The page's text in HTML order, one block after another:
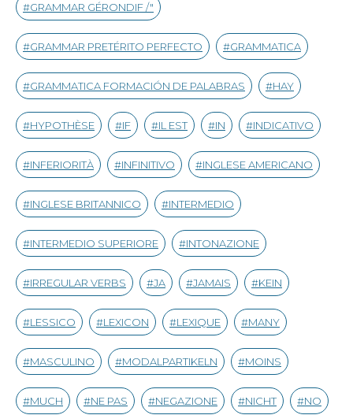
GRAMMAR GÉRONDIF /"
GRAMMAR PRETÉRITO PERFECTO GRAMMATICA
GRAMMATICA FORMACIÓN DE PALABRAS HAY
HYPOTHÈSE IF IL EST IN INDICATIVO
INFERIORITÀ INFINITIVO INGLESE AMERICANO
INGLESE BRITANNICO INTERMEDIO
INTERMEDIO SUPERIORE INTONAZIONE
IRREGULAR VERBS JA JAMAIS KEIN
LESSICO LEXICON LEXIQUE MANY
MASCULINO MODALPARTIKELN MOINS
MUCH NE PAS NEGAZIONE NICHT NO